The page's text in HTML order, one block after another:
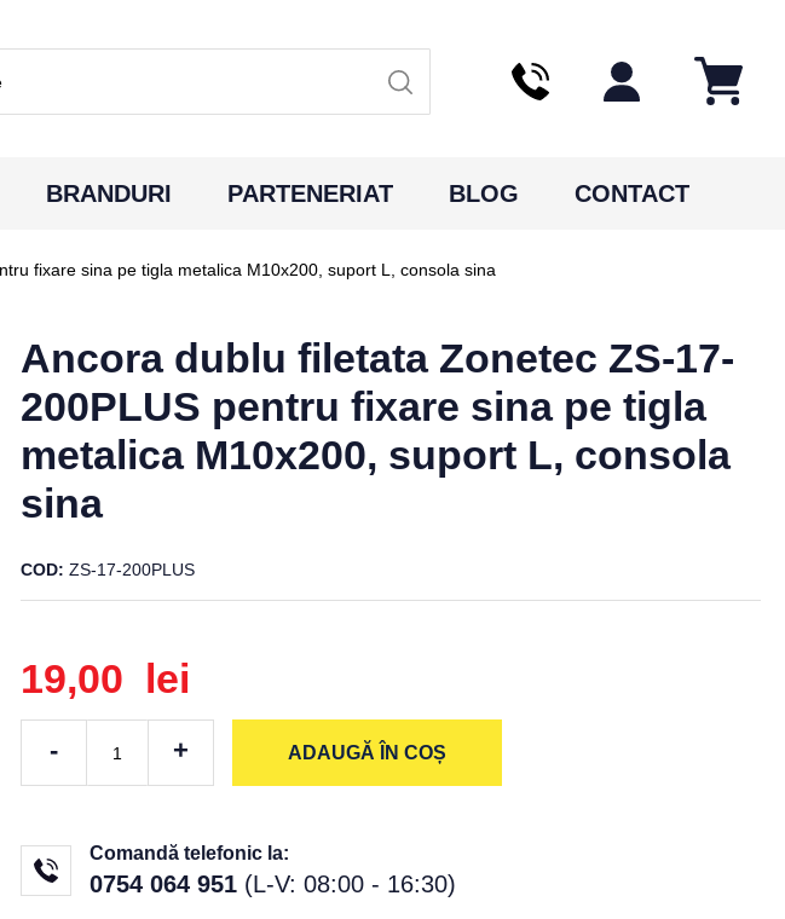
BRANDURI PARTENERIAT BLOG CONTACT
fixare sina pe tigla metalica M10x200, suport L, consola sina
Ancora dublu filetata Zonetec ZS-17-
200PLUS pentru fixare sina pe tigla
metalica M10x200, suport L, consola
sina
COD ZS-17-200PLUS
19,00 lei
- + ADAUGĂ ÎN COȘ
Comandă telefonic la:
0754 064 951 (L-V: 08:00 - 16:30)